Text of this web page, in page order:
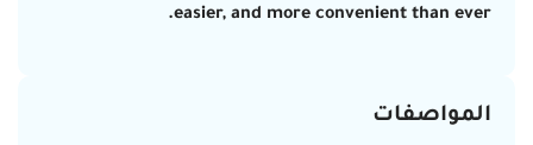
easier, and more convenient than ever.
المواصفات